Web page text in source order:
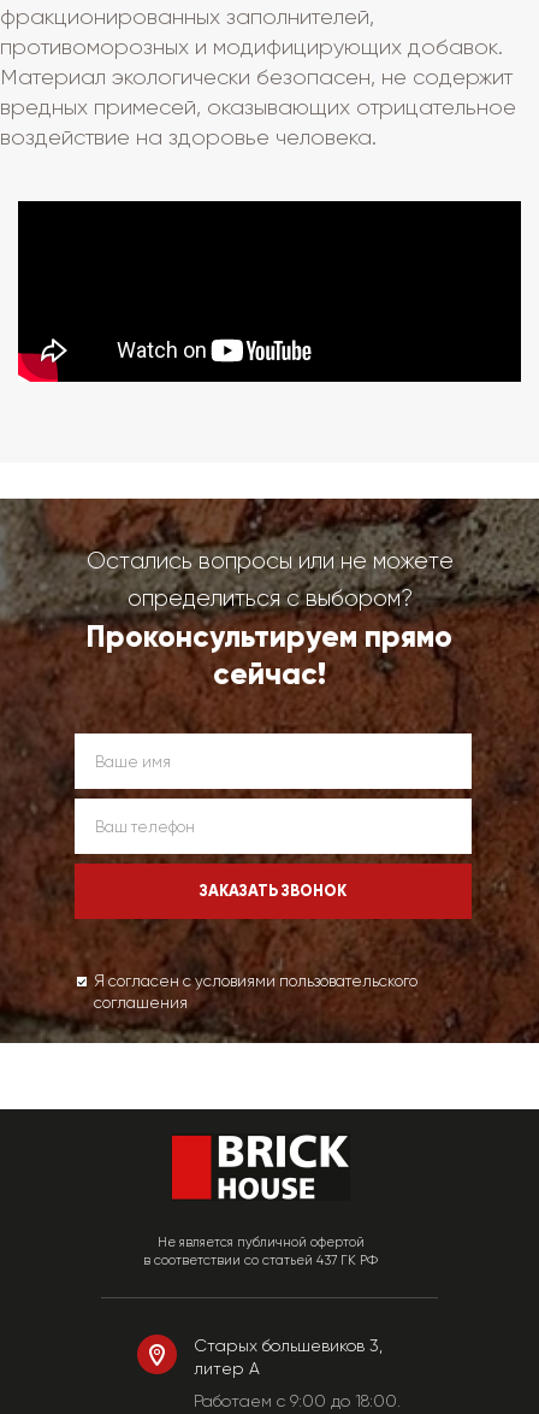
фракционированных заполнителей,
противоморозных и модифицирующих добавок.
Материал экологически безопасен, не содержит
вредных примесей, оказывающих отрицательное
воздействие на здоровье человека.
Остались вопросы или не можете
определиться с выбором?
Проконсультируем прямо
сейчас!
Я согласен с условиями пользовательского
соглашения
Не является публичной офертой
в соответствии со статьей 437 ГК РФ
Старых большевиков 3,
литер А
Работаем c 9:00 до 18:00.